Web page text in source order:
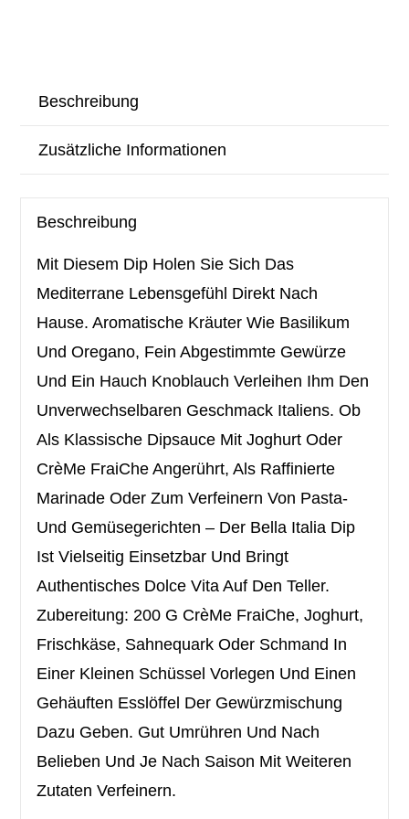
Beschreibung
Zusätzliche Informationen
Beschreibung
Mit Diesem Dip Holen Sie Sich Das
Mediterrane Lebensgefühl Direkt Nach
Hause. Aromatische Kräuter Wie Basilikum
Und Oregano, Fein Abgestimmte Gewürze
Und Ein Hauch Knoblauch Verleihen Ihm Den
Unverwechselbaren Geschmack Italiens. Ob
Als Klassische Dipsauce Mit Joghurt Oder
CrèMe FraiChe Angerührt, Als Raffinierte
Marinade Oder Zum Verfeinern Von Pasta-
Und Gemüsegerichten – Der Bella Italia Dip
Ist Vielseitig Einsetzbar Und Bringt
Authentisches Dolce Vita Auf Den Teller.
Zubereitung: 200 G CrèMe FraiChe, Joghurt,
Frischkäse, Sahnequark Oder Schmand In
Einer Kleinen Schüssel Vorlegen Und Einen
Gehäuften Esslöffel Der Gewürzmischung
Dazu Geben. Gut Umrühren Und Nach
Belieben Und Je Nach Saison Mit Weiteren
Zutaten Verfeinern.